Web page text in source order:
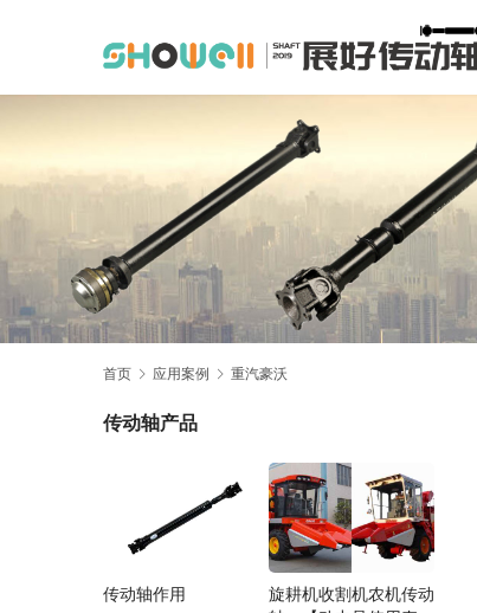
首页 应用案例 重汽豪沃
传动轴产品
传动轴作用
旋耕机收割机农机传动